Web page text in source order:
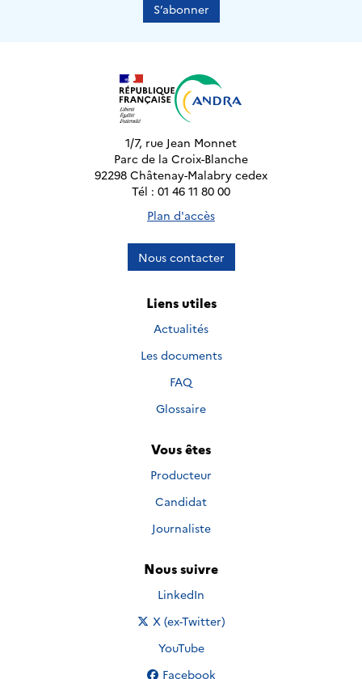
S’abonner
1/7, rue Jean Monnet
Parc de la Croix-Blanche
92298 Châtenay-Malabry cedex
Tél : 01 46 11 80 00
Plan d'accès
Nous contacter
Liens utiles
Actualités
Les documents
FAQ
Glossaire
Vous êtes
Producteur
Candidat
Journaliste
Nous suivre
Nous suivre sur
LinkedIn
Nous suivre sur
X (ex-Twitter)
Nous suivre sur
YouTube
Nous suivre sur
Facebook